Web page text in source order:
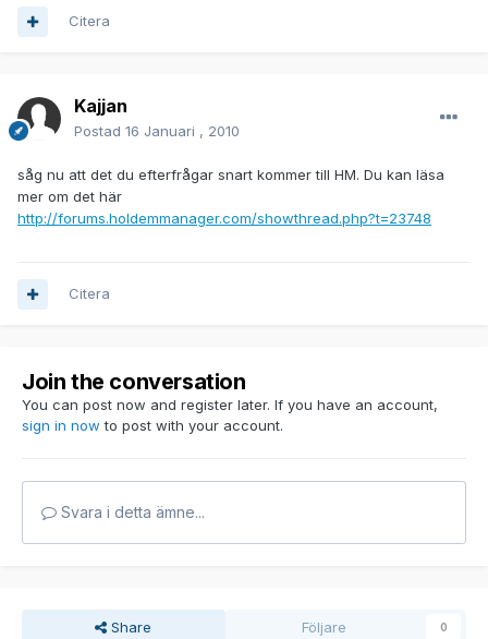
Citera
Kajjan
Postad 16 Januari , 2010
såg nu att det du efterfrågar snart kommer till HM. Du kan läsa
mer om det här
http://forums.holdemmanager.com/showthread.php?t=23748
Citera
Join the conversation
You can post now and register later. If you have an account,
sign in now to post with your account.
Svara i detta ämne...
Share Följare 0